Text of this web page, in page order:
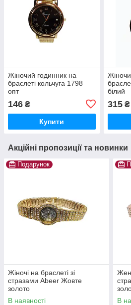
Жіночий годинник на
браслеті кольчуга 1798
опт
146 ₴
Купити
білий
315₴
Акційні пропозиції та новинки
Подарунок
Жіночі на браслеті зі
стразами Abeer Жовте
золото
В наявності
В